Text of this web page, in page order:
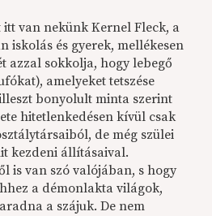
van nekünk Kernel Fleck, a
iskolás és gyerek, mellékesen
azzal sokkolja, hogy lebegő
amelyeket tetszése
bonyolult minta szerint
hitetlenkedésen kívül csak
de még szülei
kezdeni állításaival.
is van szó valójában, s hogy
a démonlakta világok,
a szájuk. De nem